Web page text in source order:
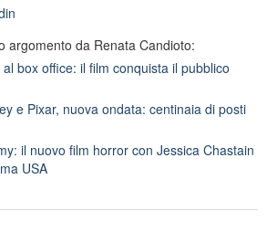
argomento da Renata Candioto:
box office: il film conquista il pubblico
e Pixar, nuova ondata: centinaia di posti
il nuovo film horror con Jessica Chastain
USA